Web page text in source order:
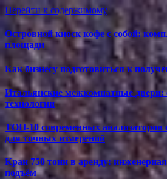
Перейти к содержимому
Островной киоск кофе с собой:
площади
Как бизнесу подготовиться к
Итальянские межкомнатные двери:
технологии
ТОП-10 современных анализаторов
для точных измерений
Кран 750 тонн в аренду:
подъём